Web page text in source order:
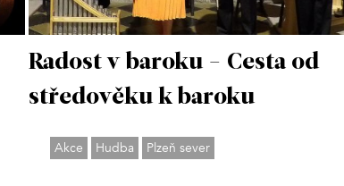
Radost v baroku - Cesta od
středověku k baroku
Akce Hudba Plzeň sever